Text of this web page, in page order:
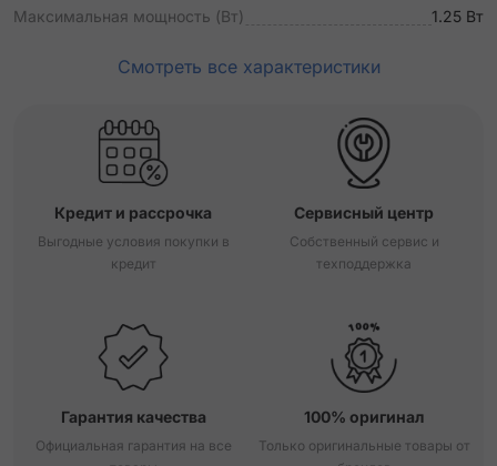
Максимальная мощность (Вт)
1.25 Вт
Смотреть все характеристики
Кредит и рассрочка
Выгодные условия покупки в
кредит
Сервисный центр
Собственный сервис и
техподдержка
Гарантия качества
Официальная гарантия на все
100% оригинал
Только оригинальные товары от